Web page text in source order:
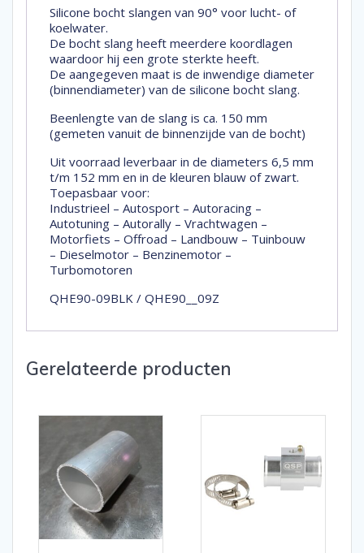
Silicone bocht slangen van 90° voor lucht- of
koelwater.
De bocht slang heeft meerdere koordlagen
waardoor hij een grote sterkte heeft.
De aangegeven maat is de inwendige diameter
(binnendiameter) van de silicone bocht slang.
Beenlengte van de slang is ca. 150 mm
(gemeten vanuit de binnenzijde van de bocht)
Uit voorraad leverbaar in de diameters 6,5 mm
t/m 152 mm en in de kleuren blauw of zwart.
Toepasbaar voor:
Industrieel – Autosport – Autoracing –
Autotuning – Autorally – Vrachtwagen –
Motorfiets – Offroad – Landbouw – Tuinbouw
– Dieselmotor – Benzinemotor –
Turbomotoren
QHE90-09BLK / QHE90__09Z
Gerelateerde producten